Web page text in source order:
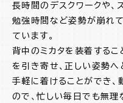
長時間のデスクワークや、
勉強時間など姿勢が崩れ
ています。
背中のミカタを装着する
を引き寄せ、正しい姿勢へ
手軽に着けることができ
ので、忙しい毎日でも無理